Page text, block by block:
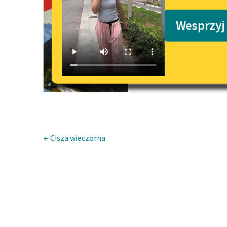
← Cisza wieczorna